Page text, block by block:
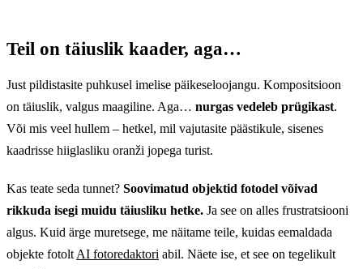
Teil on täiuslik kaader, aga…
Just pildistasite puhkusel imelise päikeseloojangu. Kompositsioon
on täiuslik, valgus maagiline. Aga… nurgas vedeleb prügikast.
Või mis veel hullem – hetkel, mil vajutasite päästikule, sisenes
kaadrisse hiiglasliku oranži jopega turist.
Kas teate seda tunnet? Soovimatud objektid fotodel võivad
rikkuda isegi muidu täiusliku hetke. Ja see on alles frustratsiooni
algus. Kuid ärge muretsege, me näitame teile, kuidas eemaldada
objekte fotolt AI fotoredaktori abil. Näete ise, et see on tegelikult